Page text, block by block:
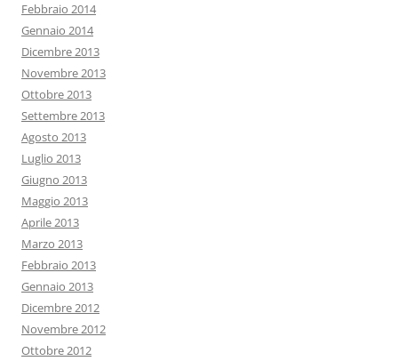
Febbraio 2014
Gennaio 2014
Dicembre 2013
Novembre 2013
Ottobre 2013
Settembre 2013
Agosto 2013
Luglio 2013
Giugno 2013
Maggio 2013
Aprile 2013
Marzo 2013
Febbraio 2013
Gennaio 2013
Dicembre 2012
Novembre 2012
Ottobre 2012